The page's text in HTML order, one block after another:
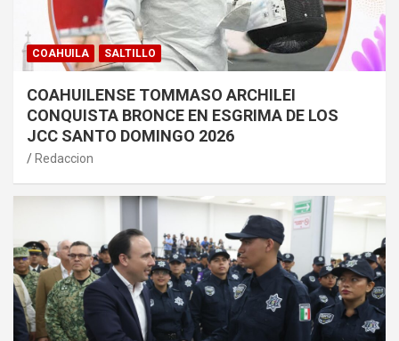
COAHUILA SALTILLO
COAHUILENSE TOMMASO ARCHILEI
CONQUISTA BRONCE EN ESGRIMA DE LOS
JCC SANTO DOMINGO 2026
Redaccion